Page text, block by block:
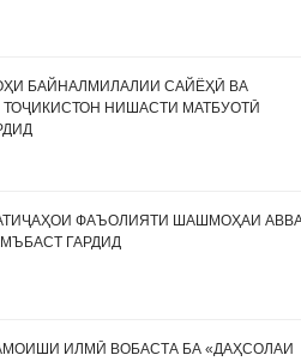
БАЙНАЛМИЛАЛИИ САЙЁҲӢ ВА
НИШАСТИ МАТБУОТӢ
ФАЪОЛИЯТИ ШАШМОҲАИ
ГАРДИД
ИЛМӢ ВОБАСТА БА «ДАҲСОЛАИ